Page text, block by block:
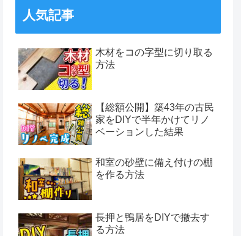
人気記事
木材をコの字型に切り取る
方法
【総額公開】築43年の古民
家をDIYで半年かけてリノ
ベーションした結果
和室の砂壁に備え付けの棚
を作る方法
長押と鴨居をDIYで撤去す
る方法